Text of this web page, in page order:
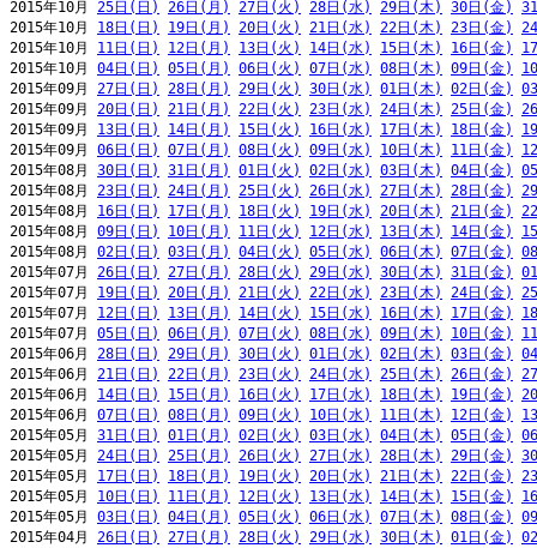
2015年10月 25日(日) 26日(月) 27日(火) 28日(水) 29日(木) 30日(金)
2015年10月 18日(日) 19日(月) 20日(火) 21日(水) 22日(木) 23日(金)
2015年10月 11日(日) 12日(月) 13日(火) 14日(水) 15日(木) 16日(金)
2015年10月 04日(日) 05日(月) 06日(火) 07日(水) 08日(木) 09日(金)
2015年09月 27日(日) 28日(月) 29日(火) 30日(水) 01日(木) 02日(金)
2015年09月 20日(日) 21日(月) 22日(火) 23日(水) 24日(木) 25日(金)
2015年09月 13日(日) 14日(月) 15日(火) 16日(水) 17日(木) 18日(金)
2015年09月 06日(日) 07日(月) 08日(火) 09日(水) 10日(木) 11日(金)
2015年08月 30日(日) 31日(月) 01日(火) 02日(水) 03日(木) 04日(金)
2015年08月 23日(日) 24日(月) 25日(火) 26日(水) 27日(木) 28日(金)
2015年08月 16日(日) 17日(月) 18日(火) 19日(水) 20日(木) 21日(金)
2015年08月 09日(日) 10日(月) 11日(火) 12日(水) 13日(木) 14日(金)
2015年08月 02日(日) 03日(月) 04日(火) 05日(水) 06日(木) 07日(金)
2015年07月 26日(日) 27日(月) 28日(火) 29日(水) 30日(木) 31日(金)
2015年07月 19日(日) 20日(月) 21日(火) 22日(水) 23日(木) 24日(金)
2015年07月 12日(日) 13日(月) 14日(火) 15日(水) 16日(木) 17日(金)
2015年07月 05日(日) 06日(月) 07日(火) 08日(水) 09日(木) 10日(金)
2015年06月 28日(日) 29日(月) 30日(火) 01日(水) 02日(木) 03日(金)
2015年06月 21日(日) 22日(月) 23日(火) 24日(水) 25日(木) 26日(金)
2015年06月 14日(日) 15日(月) 16日(火) 17日(水) 18日(木) 19日(金)
2015年06月 07日(日) 08日(月) 09日(火) 10日(水) 11日(木) 12日(金)
2015年05月 31日(日) 01日(月) 02日(火) 03日(水) 04日(木) 05日(金)
2015年05月 24日(日) 25日(月) 26日(火) 27日(水) 28日(木) 29日(金)
2015年05月 17日(日) 18日(月) 19日(火) 20日(水) 21日(木) 22日(金)
2015年05月 10日(日) 11日(月) 12日(火) 13日(水) 14日(木) 15日(金)
2015年05月 03日(日) 04日(月) 05日(火) 06日(水) 07日(木) 08日(金)
2015年04月 26日(日) 27日(月) 28日(火) 29日(水) 30日(木) 01日(金)